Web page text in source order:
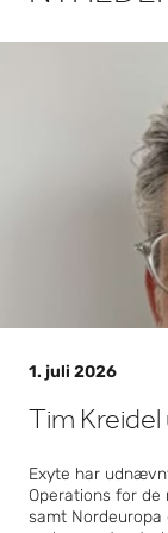
fremti
1. juli 2026
Tim
Exyte har
Operations for de
samt Nordeuropa